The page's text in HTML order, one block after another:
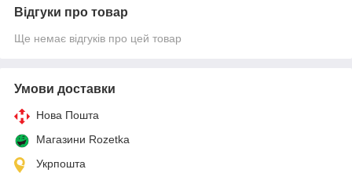
Відгуки про товар
Ще немає відгуків про цей товар
Умови доставки
Нова Пошта
Магазини Rozetka
Укрпошта